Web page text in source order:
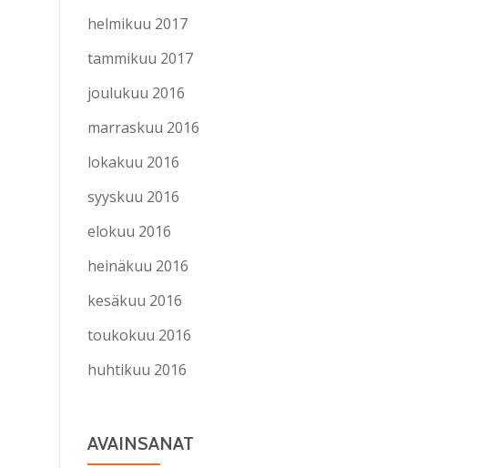
helmikuu 2017
tammikuu 2017
joulukuu 2016
marraskuu 2016
lokakuu 2016
syyskuu 2016
elokuu 2016
heinäkuu 2016
kesäkuu 2016
toukokuu 2016
huhtikuu 2016
AVAINSANAT